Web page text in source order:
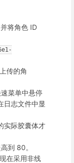
将角色 ID
传的角
菜单中悬停
日志文件中显
实际胶囊体才
到 80。
在采用非线